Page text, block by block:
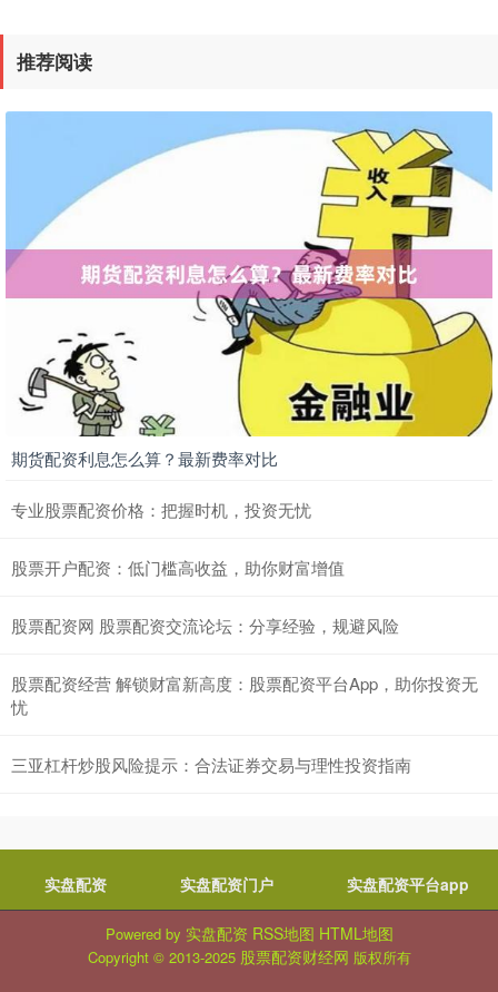
推荐阅读
期货配资利息怎么算？最新费率对比
专业股票配资价格：把握时机，投资无忧
股票开户配资：低门槛高收益，助你财富增值
股票配资网 股票配资交流论坛：分享经验，规避风险
股票配资经营 解锁财富新高度：股票配资平台App，助你投资无
忧
三亚杠杆炒股风险提示：合法证券交易与理性投资指南
实盘配资 实盘配资门户 实盘配资平台app
Powered by 实盘配资 RSS地图 HTML地图
Copyright © 2013-2025 股票配资财经网 版权所有